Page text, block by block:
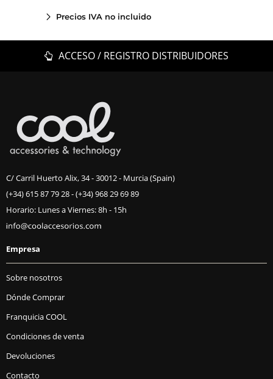
Precios IVA no incluido
ACCESO / REGISTRO DISTRIBUIDORES
C/ Carril Huerto Alix, 34 - 30012 - Murcia (Spain)
(+34) 615 87 79 28-(+34) 968 29 69 89
Horario: Lunes a Viernes: 8h - 15h
Empresa
Sobre nosotros
Dónde Comprar
Franquicia COOL
Condiciones de venta
Devoluciones
Contacto